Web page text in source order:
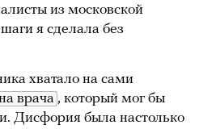
из московской
я сделала без
хватало на сами
врача , который мог бы
Дисфория была настолько